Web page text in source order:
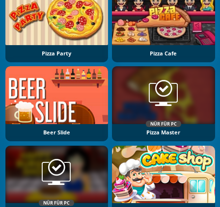
Pizza Party Pizza Cafe
Beer Slide
NÜR FÜR PC
Pizza Master
NÜR FÜR PC